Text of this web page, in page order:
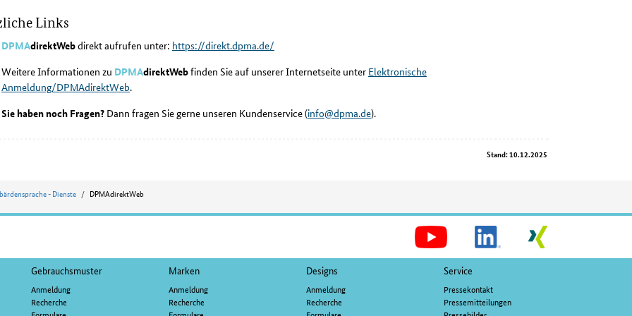
Links
DPMAdirektWebdirekt aufrufen unter: https://direkt.dpma.de/
Weitere Informationen zu DPMAdirektWebfinden Sie auf unserer Internetseite unter Elektronische
Anmeldung/DPMAdirektWeb.
Sie haben noch Fragen? Dann fragen Sie gerne unseren Kundenservice (info@dpma.de).
Stand: 10.12.2025
- Dienste DPMAdirektWeb
Gebrauchsmuster
Anmeldung
Recherche
Marken
Anmeldung
Recherche
Designs
Anmeldung
Recherche
Service
Pressekontakt
Pressemitteilungen